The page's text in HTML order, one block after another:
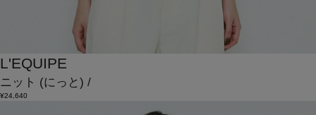
L'EQUIPE
ニット (にっと) /
¥24,640